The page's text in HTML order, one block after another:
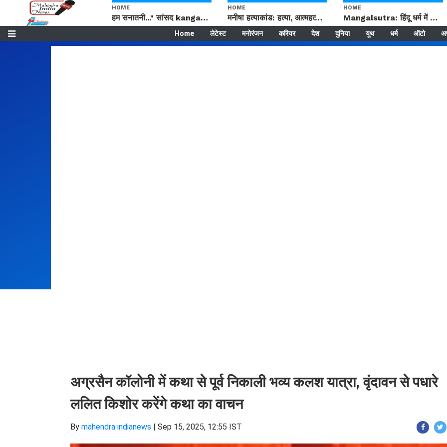
HOME
हम सनातनी..." सांसद kangana Ranaut से क्या बोली लड़की? Viral Jantar-Mantar | CJP protest
HOME
मनीषा हत्याकांड: हत्या, आत्महत्या या कोई बड़ा राज? | Full Story | Josh Haryana
HOME
Mangalsutra: हिंदू धर्म में शादी के बाद मंगलसूत्र क्यों पहनती है महिलाएं, किसने शुरु की ये परंपरा
Home लेटेस्ट मनोरंजन करियर देश दुनिया यूथ धर्म ऑटो
अग्रसैन कॉलोनी में कथा से पूर्व निकाली भव्य कलश यात्रा, वृंदावन से पधारे
ललित किशोर करेंगे कथा का वाचन
By mahendra indianews | Sep 15, 2025, 12:55 IST